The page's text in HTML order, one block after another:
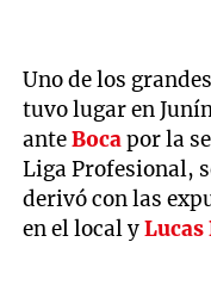
Uno de los
tuvo lugar en
anteBocapor la
Liga Profesional,
derivó con las
en el local y